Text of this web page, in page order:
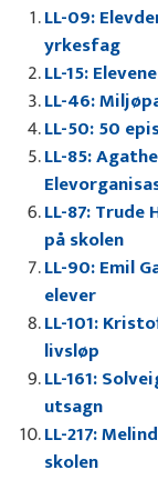
LL-09:
yrkesfag
LL-15:
LL-46:
LL-50: 50
LL-85:
LL-87:
på skolen
LL-90: Emil
elever
LL-101:
livsløp
LL-161:
utsagn
LL-217:
skolen